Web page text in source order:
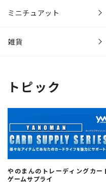
ミニチュアット
雑貨
トピック
やのまんのトレーディングカー
ゲームサプライ